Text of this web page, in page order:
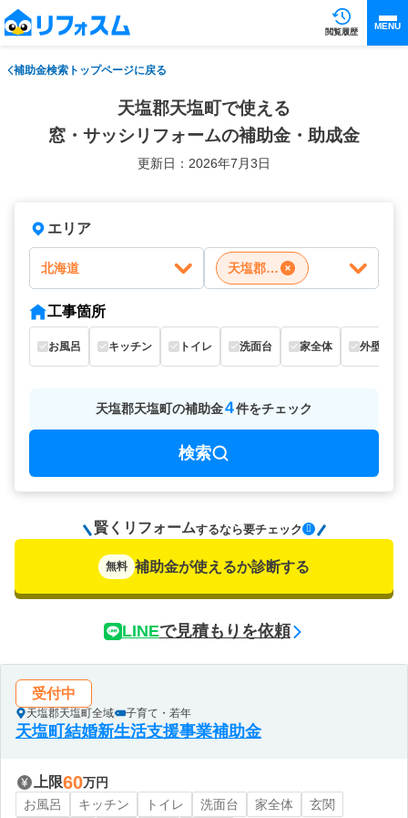
閲覧履歴
MENU
補助金検索トップページに戻る
天塩郡天塩町で使える
窓・サッシリフォームの補助金・助成金
更新日：2026年7月3日
エリア
北海道 天塩郡天塩町
工事箇所
お風呂 キッチン トイレ 洗面台 家全体 外壁
天塩郡天塩町の補助金4件をチェック
検索
賢くリフォームするなら要チェック
無料 補助金が使えるか診断する
LINEで見積もりを依頼
受付中
天塩郡天塩町全域 子育て・若年
天塩町結婚新生活支援事業補助金
上限60万円
お風呂
キッチン トイレ 洗面台 家全体
玄関